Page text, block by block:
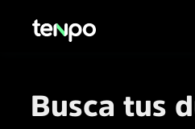
Busca tus